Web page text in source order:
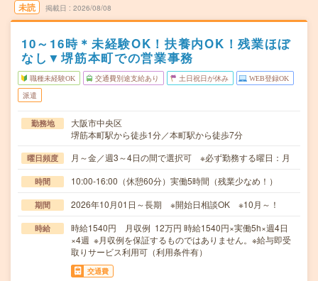
未読 掲載日 2026/08/08
10～16時＊未経験OK！扶養内OK！残業ほぼ
なし▼堺筋本町での営業事務
職種未経験OK 交通費別途支給あり 土日祝日が休み WEB登録OK
派遣
勤務地
大阪市中央区
堺筋本町駅から徒歩1分／本町駅から徒歩7分
曜日頻度 月～金／週3～4日の間で選択可 ※必ず勤務する曜日：月
時間 10:00-16:00（休憩60分）実働5時間（残業少なめ！）
期間 2026年10月01日～長期 ※開始日相談OK ※10月～！
時給
時給1540円 月収例 12万円 時給1540円×実働5h×週4日
×4週 ※月収例を保証するものではありません。※給与即受
取りサービス利用可（利用条件有）
交通費